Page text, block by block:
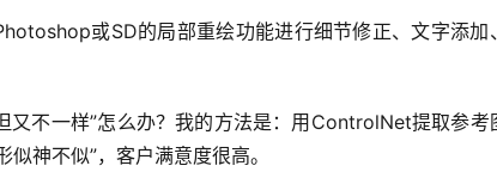
或SD的局部重绘功能进行细节修正、文字添加
又不一样”怎么办？我的方法是：用ControlNet提取参考
神不似”，客户满意度很高。